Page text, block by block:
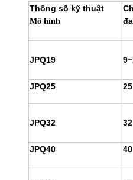
Thông số kỹ thuật
Mô hình
JPQ19
JPQ25 25
JPQ32 32
JPQ40 40